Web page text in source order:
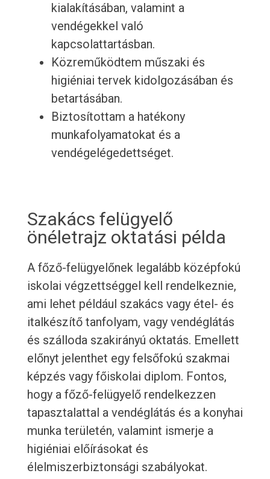
kialakításában, valamint a
vendégekkel való
kapcsolattartásban.
Közreműködtem műszaki és
higiéniai tervek kidolgozásában és
betartásában.
Biztosítottam a hatékony
munkafolyamatokat és a
vendégelégedettséget.
Szakács felügyelő
önéletrajz oktatási példa
A főző-felügyelőnek legalább középfokú
iskolai végzettséggel kell rendelkeznie,
ami lehet például szakács vagy étel- és
italkészítő tanfolyam, vagy vendéglátás
és szálloda szakirányú oktatás. Emellett
előnyt jelenthet egy felsőfokú szakmai
képzés vagy főiskolai diplom. Fontos,
hogy a főző-felügyelő rendelkezzen
tapasztalattal a vendéglátás és a konyhai
munka területén, valamint ismerje a
higiéniai előírásokat és
élelmiszerbiztonsági szabályokat.